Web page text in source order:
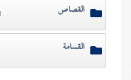
القصاص
القسامة